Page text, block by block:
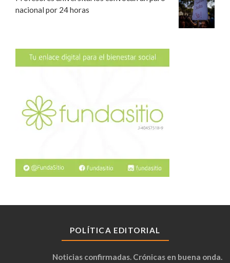
nacional por 24 horas
POLÍTICA EDITORIAL
Noticias confirmadas. Crónicas en buena onda.